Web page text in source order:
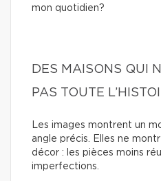
mon quotidien?
DES MAISONS QUI
PAS TOUTE
Les images montrent un
angle précis. Elles ne
décor : les pièces moins
imperfections.